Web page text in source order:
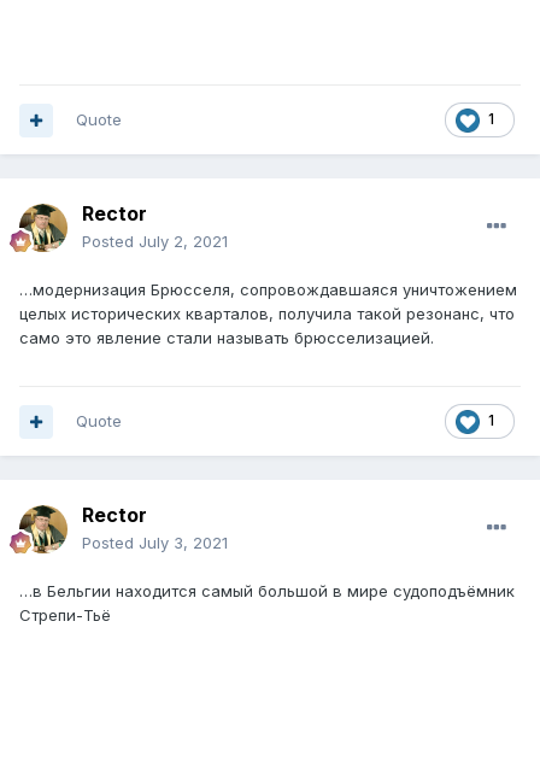
1
Quote
Rector
Posted July 2, 2021
…модернизация Брюсселя, сопровождавшаяся уничтожением
целых исторических кварталов, получила такой резонанс, что
само это явление стали называть брюсселизацией.
1
Quote
Rector
Posted July 3, 2021
…в Бельгии находится самый большой в мире судоподъёмник
Стрепи-Тьё